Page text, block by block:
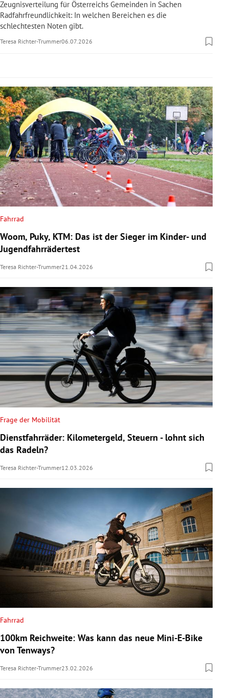
Untermenü
Untermenü
Untermenü
Untermenü
Zeugnisverteilung für Österreichs Gemeinden in Sachen
Radfahrfreundlichkeit: In welchen Bereichen es die
schlechtesten Noten gibt.
Teresa Richter-Trummer06.07.2026
Fahrrad
Woom, Puky, KTM: Das ist der Sieger im Kinder- und
Jugendfahrrädertest
Teresa Richter-Trummer21.04.2026
Frage der Mobilität
Dienstfahrräder: Kilometergeld, Steuern - lohnt sich
das Radeln?
Teresa Richter-Trummer12.03.2026
Fahrrad
100km Reichweite: Was kann das neue Mini-E-Bike
von Tenways?
Teresa Richter-Trummer23.02.2026